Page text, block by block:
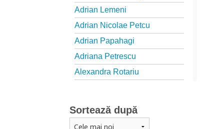
Adrian Lemeni
Adrian Nicolae Petcu
Adrian Papahagi
Adriana Petrescu
Alexandra Rotariu
Alexandru Elian
Sortează după